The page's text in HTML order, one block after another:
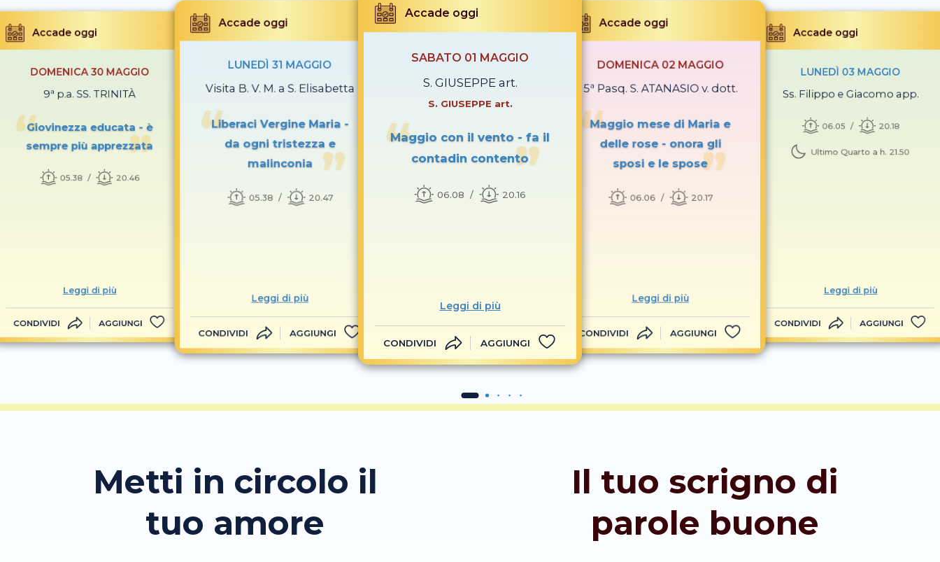
Accade oggi
DOMENICA 30 MAGGIO
9ª p.a. SS. TRINITÀ
Giovinezza educata - è
sempre più apprezzata
05.38 20.46
Leggi di più
CONDIVIDI AGGIUNGI
Accade oggi
LUNEDÌ 31 MAGGIO
Visita B. V. M. a S. Elisabetta
Liberaci Vergine Maria -
da ogni tristezza e
malinconia
05.38 20.47
Leggi di più
CONDIVIDI AGGIUNGI
Accade oggi
SABATO 01 MAGGIO
S. GIUSEPPE art.
S. GIUSEPPE art.
Maggio con il vento - fa il
contadin contento
06.08 20.16
Leggi di più
CONDIVIDI AGGIUNGI
Accade oggi
DOMENICA 02 MAGGIO
5ª Pasq. S. ATANASIO v. dott.
Maggio mese di Maria e
delle rose - onora gli
sposi e le spose
06.06 20.17
Leggi di più
CONDIVIDI AGGIUNGI
Accade oggi
LUNEDÌ 03 MAGGIO
Ss. Filippo e Giacomo app.
06.05 20.18
Ultimo Quarto a h. 21.50
Leggi di più
CONDIVIDI AGGIUNGI
Metti in circolo il
tuo amore
Il tuo scrigno di
parole buone